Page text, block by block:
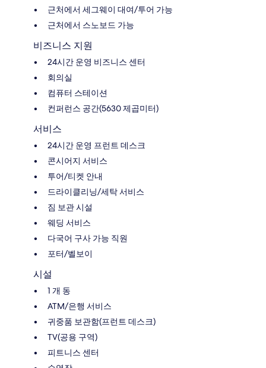
근처에서 세그웨이 대여/투어 가능
근처에서 스노보드 가능
비즈니스 지원
24시간 운영 비즈니스 센터
회의실
컴퓨터 스테이션
컨퍼런스 공간(5630 제곱미터)
서비스
24시간 운영 프런트 데스크
콘시어지 서비스
투어/티켓 안내
드라이클리닝/세탁 서비스
짐 보관 시설
웨딩 서비스
다국어 구사 가능 직원
포터/벨보이
시설
1 개 동
ATM/은행 서비스
귀중품 보관함(프런트 데스크)
TV(공용 구역)
피트니스 센터